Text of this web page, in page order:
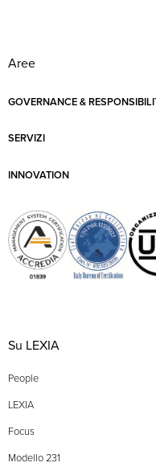
Aree
GOVERNANCE &
SERVIZI
INNOVATION
Su LEXIA
People
LEXIA
Focus
Modello 231